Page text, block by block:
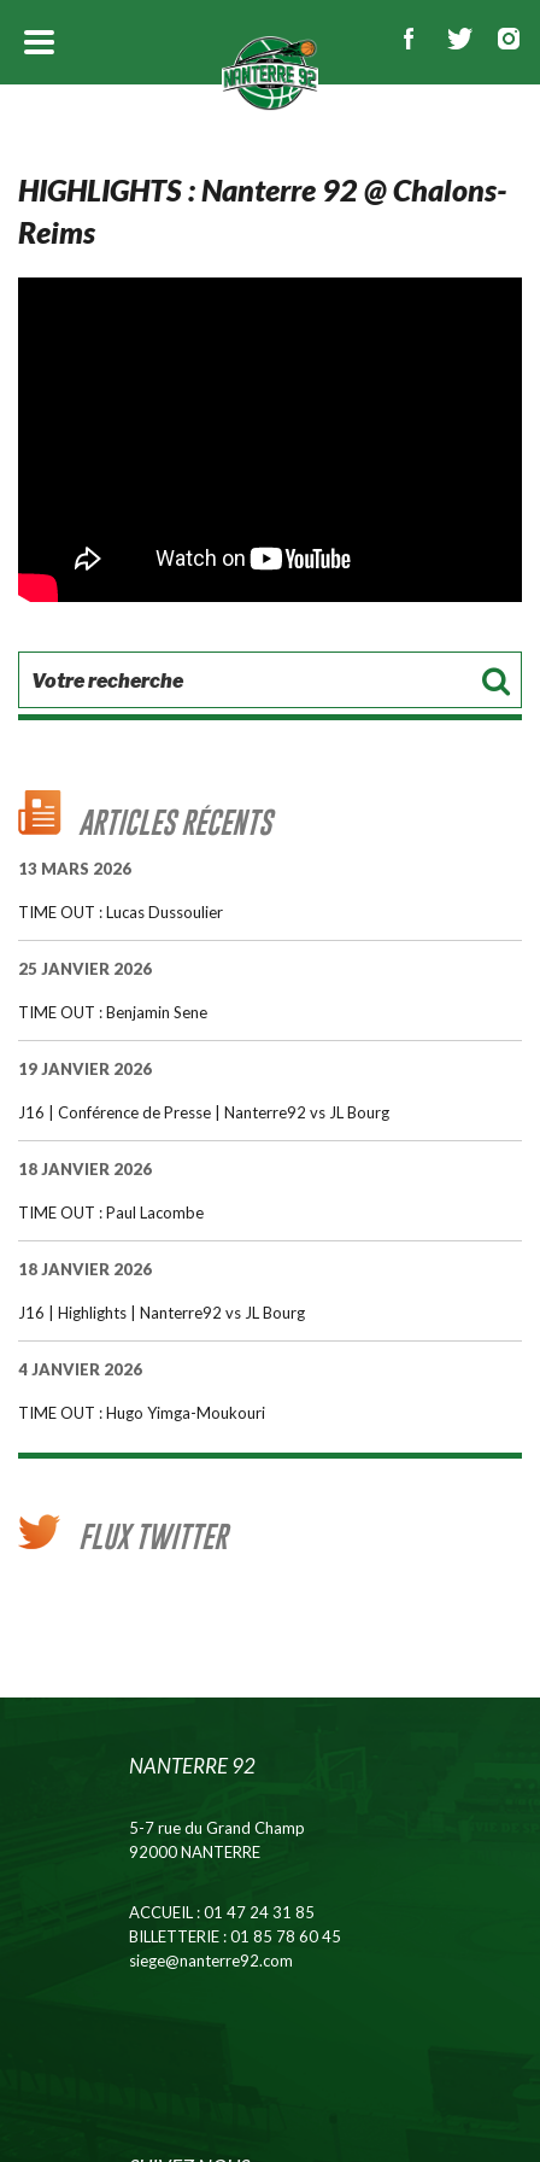
HIGHLIGHTS : Nanterre 92 @ Chalons-
Reims
ARTICLES RÉCENTS
13 MARS 2026
TIME OUT : Lucas Dussoulier
25 JANVIER 2026
TIME OUT : Benjamin Sene
19 JANVIER 2026
J16 | Conférence de Presse | Nanterre92 vs JL Bourg
18 JANVIER 2026
TIME OUT : Paul Lacombe
18 JANVIER 2026
J16 | Highlights | Nanterre92 vs JL Bourg
4 JANVIER 2026
TIME OUT : Hugo Yimga-Moukouri
FLUX TWITTER
NANTERRE 92
5-7 rue du Grand Champ
92000 NANTERRE
ACCUEIL: 01 47 24 31 85
BILLETTERIE: 01 85 78 60 45
siege@nanterre92.com